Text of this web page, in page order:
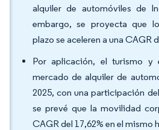
alquiler de automóviles de
embargo, se proyecta que
plazo se aceleren a una CAGR
Por aplicación, el turismo y
mercado de alquiler de
2025, con una participación
se prevé que la movilidad
CAGR del 17,62% en el mismo